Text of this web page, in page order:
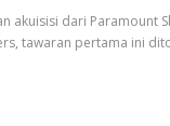
akuisisi dari
tawaran pertama ini